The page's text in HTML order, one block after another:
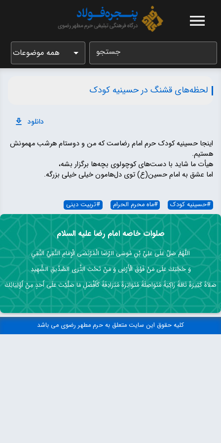
جستجو همه موضوعات
لحظه‌های قشنگ در حسینیه کودک
دانلود
اینجا حسینیه کودک حرم امام رضاست که من و دوستام هرشب مهمونش
هستیم.
هیأت ما شاید با دست‌های کوچولوی بچه‌ها برگزار بشه،
اما عشق به امام حسین(ع) توی دل‌هامون خیلی خیلی بزرگه.
#حسینیه کودک #ماه محرم الحرام #تربیت دینی
صلوات خاصه امام رضا علیه السلام
اللَّهُمَّ صَلِّ عَلَى عَلِيِّ بْنِ مُوسَى الرِّضَا الْمُرْتَضَى الْإِمَامِ التَّقِيِّ النَّقِيِ
وَ حُجَّتِكَ عَلَى مَنْ فَوْقَ الْأَرْضِ وَ مَنْ تَحْتَ الثَّرَى الصِّدِّيقِ الشَّهِيدِ
صَلاَةً كَثِيرَةً تَامَّةً زَاكِيَةً مُتَوَاصِلَةً مُتَوَاتِرَةً مُتَرَادِفَةً كَأَفْضَلِ مَا صَلَّيْتَ عَلَى أَحَدٍ مِنْ أَوْلِيَائِكَ
کلیه حقوق این سایت متعلق به حرم مطهر رضوی می باشد